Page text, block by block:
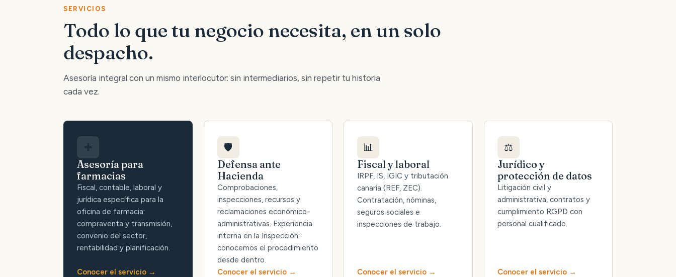
SERVICIOS
Todo lo que tu negocio necesita, en un solo
despacho.
Asesoría integral con un mismo interlocutor: sin intermediarios, sin repetir tu historia
cada vez.
Asesoría para
farmacias
Fiscal, contable, laboral y
jurídica específica para la
oficina de farmacia:
compraventa y transmisión,
convenio del sector,
rentabilidad y planificación.
Conocer el servicio
🛡️
Defensa ante
Hacienda
Comprobaciones,
inspecciones, recursos y
reclamaciones económico-
administrativas. Experiencia
interna en la Inspección:
conocemos el procedimiento
desde dentro.
Conocer el servicio
📊
Fiscal y laboral
IRPF, IS, IGIC y tributación
canaria (REF, ZEC).
Contratación, nóminas,
seguros sociales e
inspecciones de trabajo.
Conocer el servicio
⚖️
Jurídico y
protección de datos
Litigación civil y
administrativa, contratos y
cumplimiento RGPD con
personal cualificado.
Conocer el servicio